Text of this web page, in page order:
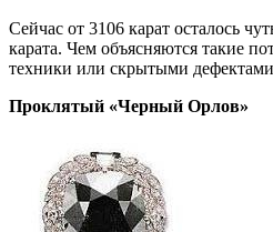
Сейчас от 3106 карат осталось
карата. Чем объясняются такие
техники или скрытыми
Проклятый «Черный Орлов»